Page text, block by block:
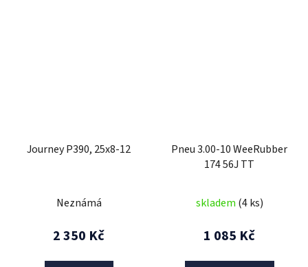
Journey P390, 25x8-12
Neznámá
2 350 Kč
Pneu 3.00-10 WeeRubber
174 56J TT
skladem (4 ks)
1 085 Kč